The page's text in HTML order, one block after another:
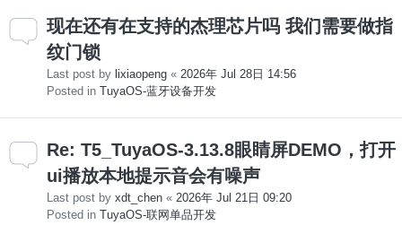
现在还有在支持的杰理芯片吗 我们需要做指
纹门锁
Last post by lixiaopeng « 2026年 Jul 28日 14:56
Posted in TuyaOS-蓝牙设备开发
Re: T5_TuyaOS-3.13.8眼睛屏DEMO，打开
ui播放本地提示音会有噪声
Last post by xdt_chen « 2026年 Jul 21日 09:20
Posted in TuyaOS-联网单品开发